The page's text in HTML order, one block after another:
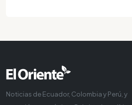
Noticias de Ecuador, Colombia y Perú, y